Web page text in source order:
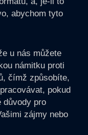
abychom tyto
u nás můžete
námitku proti
čímž způsobíte,
pokud
důvody pro
zájmy nebo